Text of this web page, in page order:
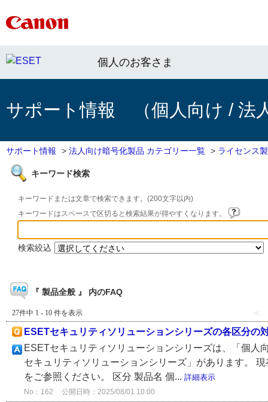
個人のお客さま
サポート情報 （個人向け / 法
サポート情報 > 法人向け暗号化製品 カテゴリー一覧 > ライセンス
キーワード検索
キーワードまたは文章で検索できます。(200文字以内)
キーワードはスペースで区切ると検索結果が得やすくなります。
検索絞込
『 製品全般 』 内のFAQ
27件中 1 - 10 件を表示 ≪
ESETセキュリティソリューションシリーズの各区分の
ESETセキュリティソリューションシリーズは、「個
セキュリティソリューションシリーズ」があります。
をご参照ください。 区分 製品名 個... 詳細表示
No：162 公開日時：2025/08/01 10:00